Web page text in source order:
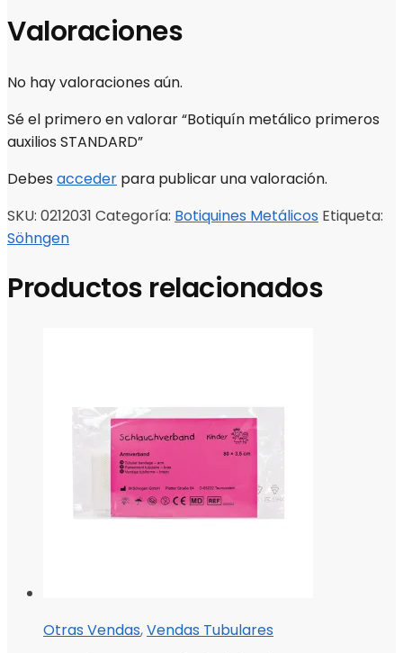
Valoraciones
No hay valoraciones aún.
Sé el primero en valorar “Botiquín metálico primeros
auxilios STANDARD”
Debes acceder para publicar una valoración.
SKU: 0212031 Categoría: Botiquines Metálicos Etiqueta:
Söhngen
Productos relacionados
Otras Vendas,Vendas Tubulares